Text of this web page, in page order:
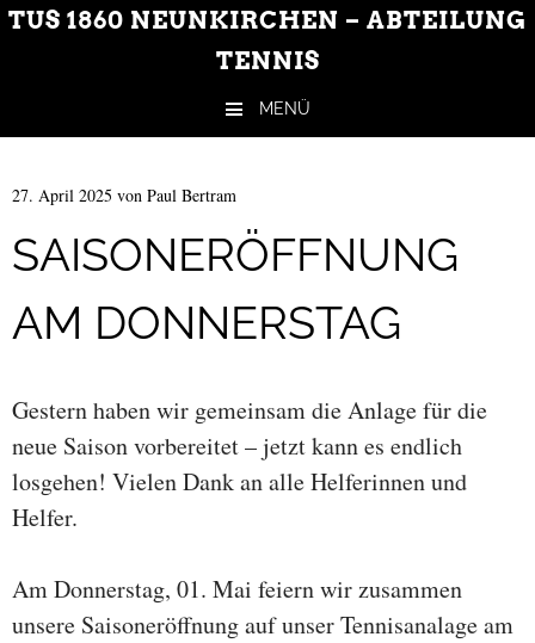
TUS 1860 NEUNKIRCHEN – ABTEILUNG
TENNIS
MENÜ
27. April 2025 von Paul Bertram
SAISONERÖFFNUNG
AM DONNERSTAG
Gestern haben wir gemeinsam die Anlage für die
neue Saison vorbereitet – jetzt kann es endlich
losgehen! Vielen Dank an alle Helferinnen und
Helfer.
Am Donnerstag, 01. Mai feiern wir zusammen
unsere Saisoneröffnung auf unser Tennisanalage am